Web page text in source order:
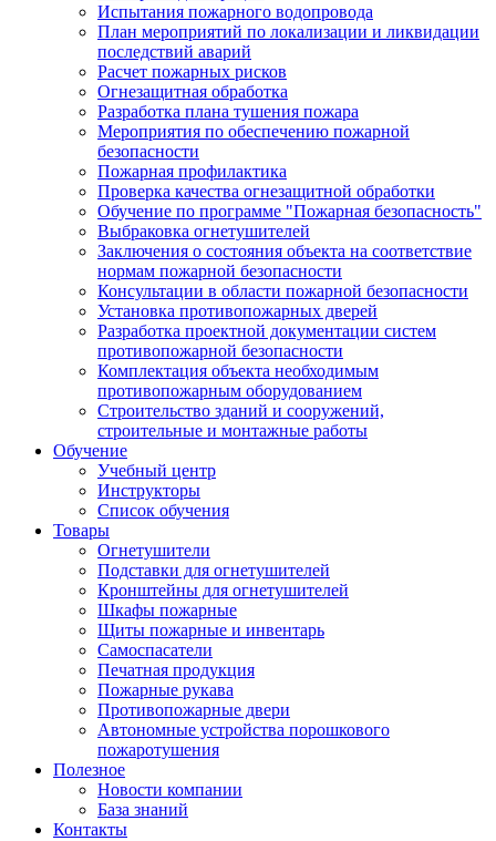
Испытания пожарного водопровода
План мероприятий по локализации и ликвидации
последствий аварий
Расчет пожарных рисков
Огнезащитная обработка
Разработка плана тушения пожара
Мероприятия по обеспечению пожарной
безопасности
Пожарная профилактика
Проверка качества огнезащитной обработки
Обучение по программе "Пожарная безопасность"
Выбраковка огнетушителей
Заключения о состояния объекта на соответствие
нормам пожарной безопасности
Консультации в области пожарной безопасности
Установка противопожарных дверей
Разработка проектной документации систем
противопожарной безопасности
Комплектация объекта необходимым
противопожарным оборудованием
Строительство зданий и сооружений,
строительные и монтажные работы
Обучение
Учебный центр
Инструкторы
Список обучения
Товары
Огнетушители
Подставки для огнетушителей
Кронштейны для огнетушителей
Шкафы пожарные
Щиты пожарные и инвентарь
Самоспасатели
Печатная продукция
Пожарные рукава
Противопожарные двери
Автономные устройства порошкового
пожаротушения
Полезное
Новости компании
База знаний
Контакты